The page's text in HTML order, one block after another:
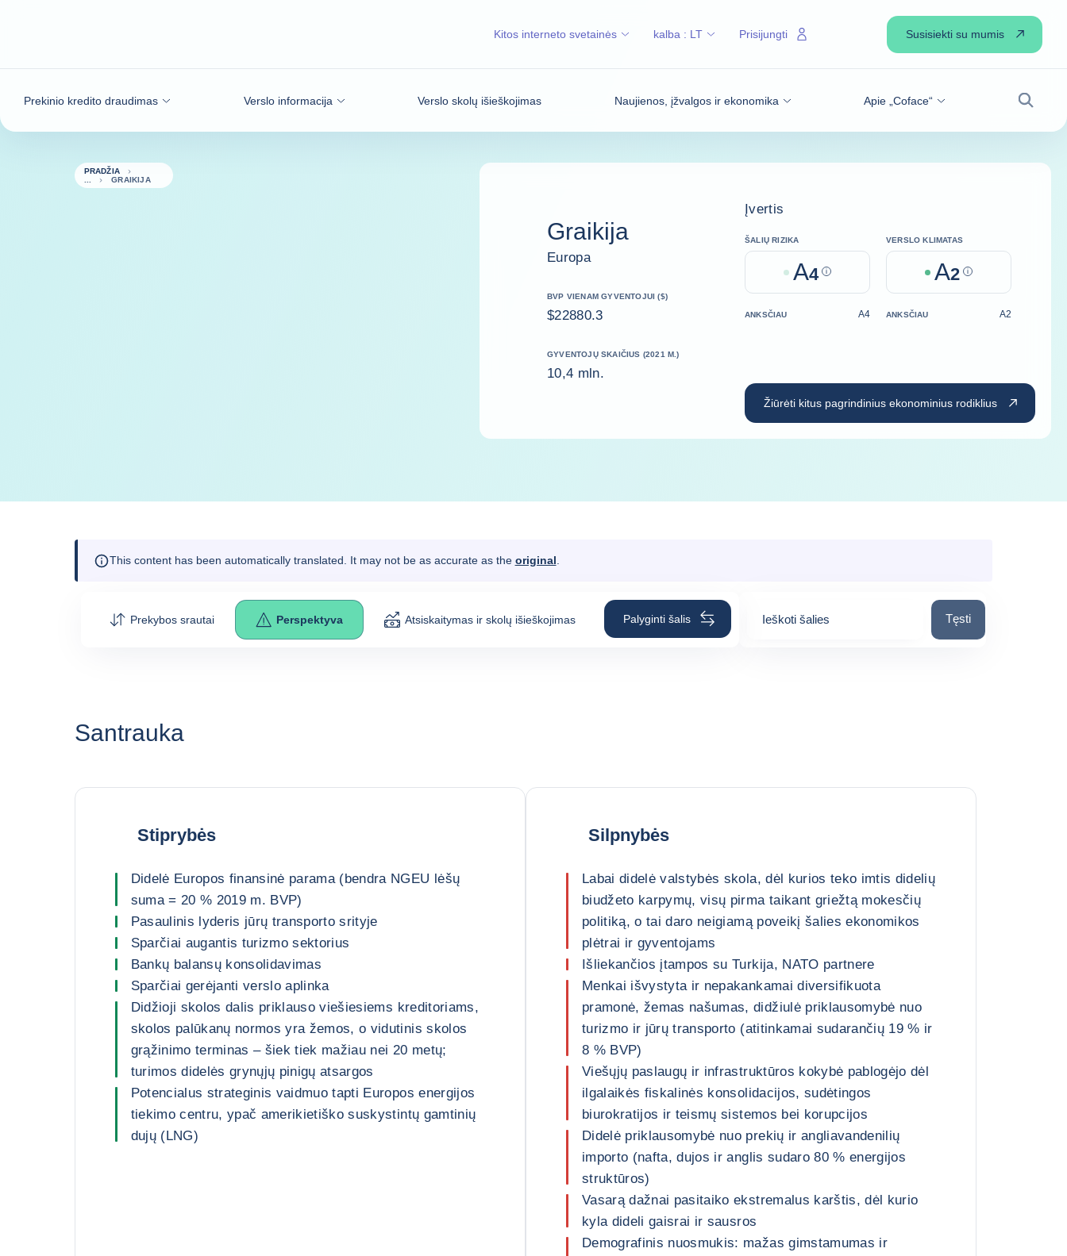
Prekinio kredito draudimas Verslo informacija Verslo skolų išieškojimas Naujienos, įžvalgos ir ekonomika Apie „Coface“
Paieška
Kitos interneto svetainės kalba : LT Prisijungti Susisiekti su mumis
PRADŽIA
GRAIKIJA
Graikija
Europa
BVP VIENAM GYVENTOJUI ($)
$22880.3
GYVENTOJŲ SKAIČIUS (2021 M.)
10,4 mln.
Įvertis
ŠALIŲ RIZIKA
A4 Help
VERSLO KLIMATAS
A2 Help
ANKSČIAU A4 ANKSČIAU A2
Žiūrėti kitus pagrindinius ekonominius rodiklius
This content has been automatically translated. It may not be as accurate as the original
Prekybos srautai Perspektyva Atsiskaitymas ir skolų išieškojimas Palyginti šalis Ieškoti šalies Ieškoti šalies
Tęsti
Santrauka
Stiprybės
Didelė Europos finansinė parama (bendra NGEU lėšų
suma = 20 % 2019 m. BVP)
Pasaulinis lyderis jūrų transporto srityje
Sparčiai augantis turizmo sektorius
Bankų balansų konsolidavimas
Sparčiai gerėjanti verslo aplinka
Didžioji skolos dalis priklauso viešiesiems kreditoriams,
skolos palūkanų normos yra žemos, o vidutinis skolos
grąžinimo terminas – šiek tiek mažiau nei 20 metų;
turimos didelės grynųjų pinigų atsargos
Potencialus strateginis vaidmuo tapti Europos energijos
tiekimo centru, ypač amerikietiško suskystintų gamtinių
dujų (LNG)
Silpnybės
Labai didelė valstybės skola, dėl kurios teko imtis didelių
biudžeto karpymų, visų pirma taikant griežtą mokesčių
politiką, o tai daro neigiamą poveikį šalies ekonomikos
plėtrai ir gyventojams
Išliekančios įtampos su Turkija, NATO partnere
Menkai išvystyta ir nepakankamai diversifikuota
pramonė, žemas našumas, didžiulė priklausomybė nuo
turizmo ir jūrų transporto (atitinkamai sudarančių 19 % ir
8 % BVP)
Viešųjų paslaugų ir infrastruktūros kokybė pablogėjo dėl
ilgalaikės fiskalinės konsolidacijos, sudėtingos
biurokratijos ir teismų sistemos bei korupcijos
Didelė priklausomybė nuo prekių ir angliavandenilių
importo (nafta, dujos ir anglis sudaro 80 % energijos
struktūros)
Vasarą dažnai pasitaiko ekstremalus karštis, dėl kurio
kyla dideli gaisrai ir sausros
Demografinis nuosmukis: mažas gimstamumas ir